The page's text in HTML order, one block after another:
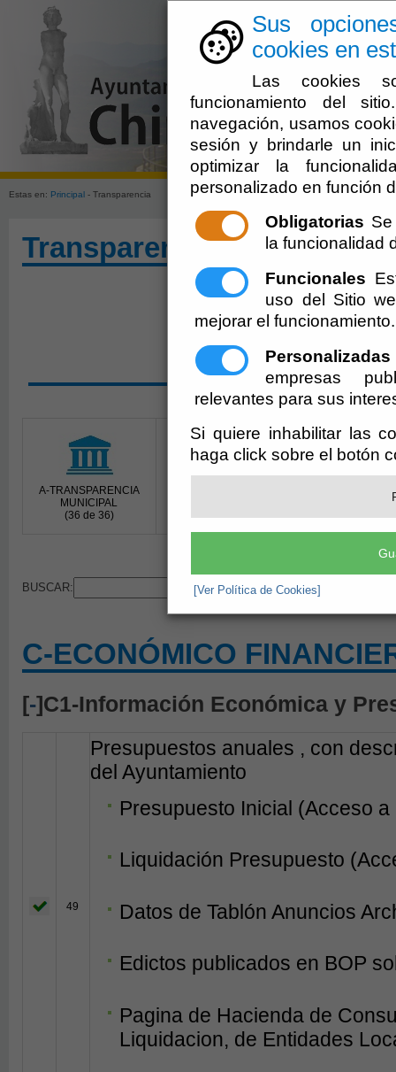
Sus
cookies en
Las cookies
funcionamiento del
navegación, usamos
sesión y brindarle un
optimizar la
personalizado en función
Obligatorias
la funcionalidad
Funcionales
uso del Sitio
mejorar el funcionamiento.
Personalizadas
empresas
relevantes para sus
Si quiere inhabilitar las
haga click sobre el botón
[Ver Política de Cookies]
Estas en: Principal - Transparencia
Transparencia
SOLICITAR ACCESO A
A-TRANSPARENCIA
MUNICIPAL
(36 de 36)
BUSCAR:
C-ECONÓMICO
[-]C1-Información Económica y
49
Presupuestos anuales , con
del Ayuntamiento
Presupuesto Inicial (Acceso
Liquidación Presupuesto
Datos de Tablón Anuncios
Edictos publicados en BOP
Pagina de Hacienda de
Liquidacion, de Entidades